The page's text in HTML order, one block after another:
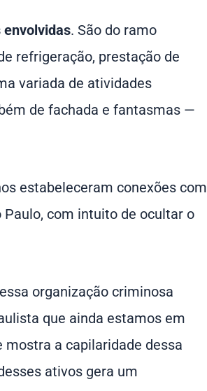
envolvidas. São do ramo
refrigeração, prestação de
variada de atividades
de fachada e fantasmas —
estabeleceram conexões com
com intuito de ocultar o
organização criminosa
que ainda estamos em
mostra a capilaridade dessa
ativos gera um